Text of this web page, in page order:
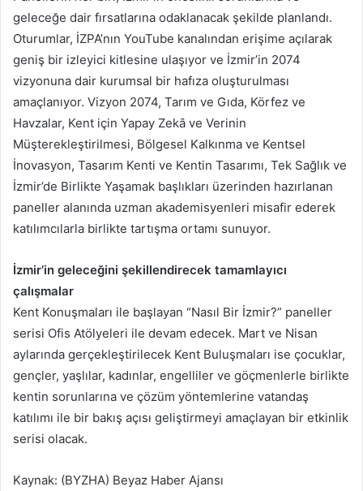
geleceğe dair fırsatlarına odaklanacak şekilde planlandı.
Oturumlar, İZPA’nın YouTube kanalından erişime açılarak
geniş bir izleyici kitlesine ulaşıyor ve İzmir’in 2074
vizyonuna dair kurumsal bir hafıza oluşturulması
amaçlanıyor. Vizyon 2074, Tarım ve Gıda, Körfez ve
Havzalar, Kent için Yapay Zekâ ve Verinin
Müşterekleştirilmesi, Bölgesel Kalkınma ve Kentsel
İnovasyon, Tasarım Kenti ve Kentin Tasarımı, Tek Sağlık ve
İzmir’de Birlikte Yaşamak başlıkları üzerinden hazırlanan
paneller alanında uzman akademisyenleri misafir ederek
katılımcılarla birlikte tartışma ortamı sunuyor.
İzmir’in geleceğini şekillendirecek tamamlayıcı
çalışmalar
Kent Konuşmaları ile başlayan “Nasıl Bir İzmir?” paneller
serisi Ofis Atölyeleri ile devam edecek. Mart ve Nisan
aylarında gerçekleştirilecek Kent Buluşmaları ise çocuklar,
gençler, yaşlılar, kadınlar, engelliler ve göçmenlerle birlikte
kentin sorunlarına ve çözüm yöntemlerine vatandaş
katılımı ile bir bakış açısı geliştirmeyi amaçlayan bir etkinlik
serisi olacak.
Kaynak: (BYZHA) Beyaz Haber Ajansı